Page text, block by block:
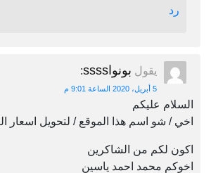
رد
يقول بونواssss :
5 أبريل، 2020 الساعة 9:01 م
السلام عليكم
اخي / شو اسم هذا الموقع / لتحويل اسعار
اكون لكم من الشاكرين
اخوكم محمد احمد ياسين